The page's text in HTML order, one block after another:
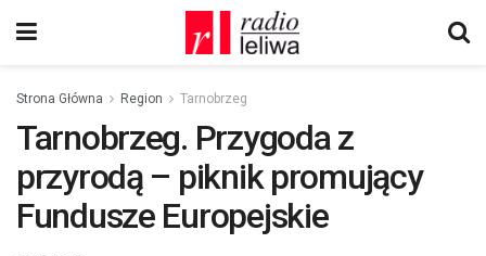
Strona Główna Region Tarnobrzeg
Tarnobrzeg. Przygoda z
przyrodą – piknik promujący
Fundusze Europejskie